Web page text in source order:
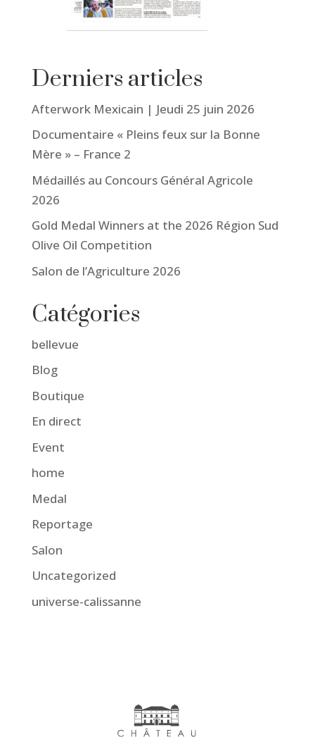
Derniers articles
Afterwork Mexicain | Jeudi 25 juin 2026
Documentaire « Pleins feux sur la Bonne
Mère » – France 2
Médaillés au Concours Général Agricole
2026
Gold Medal Winners at the 2026 Région Sud
Olive Oil Competition
Salon de l’Agriculture 2026
Catégories
bellevue
Blog
Boutique
En direct
Event
home
Medal
Reportage
Salon
Uncategorized
universe-calissanne